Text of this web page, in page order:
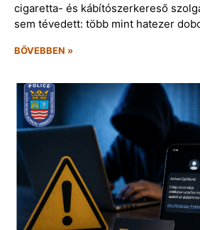
cigaretta- és kábítószerkereső
sem tévedett: több mint hatezer
BŐVEBBEN »